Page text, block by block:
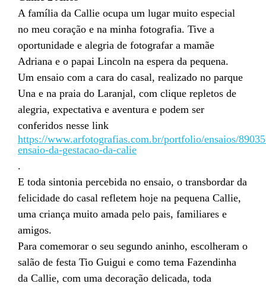
A família da Callie ocupa um lugar muito especial
no meu coração e na minha fotografia. Tive a
oportunidade e alegria de fotografar a mamãe
Adriana e o papai Lincoln na espera da pequena.
Um ensaio com a cara do casal, realizado no parque
Una e na praia do Laranjal, com clique repletos de
alegria, expectativa e aventura e podem ser
conferidos nesse link
https://www.arfotografias.com.br/portfolio/ensaios/
ensaio-da-gestacao-da-calie
.
E toda sintonia percebida no ensaio, o transbordar da
felicidade do casal refletem hoje na pequena Callie,
uma criança muito amada pelo pais, familiares e
amigos.
Para comemorar o seu segundo aninho, escolheram o
salão de festa Tio Guigui e como tema Fazendinha
da Callie, com uma decoração delicada, toda